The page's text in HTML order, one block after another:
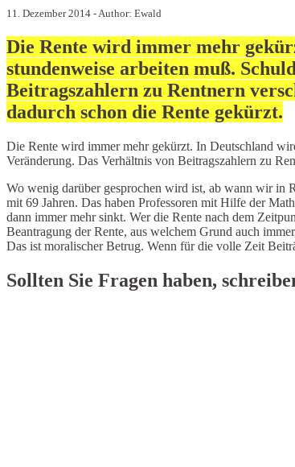
11. Dezember 2014 - Author: Ewald
Die Rente wird immer mehr
stundenweise arbeiten muß.
Beitragszahlern zu Rentnern
dadurch schon die Rente gekürzt.
Die Rente wird immer mehr gekürzt. In Deutschland
Veränderung. Das Verhältnis von Beitragszahlern zu
Wo wenig darüber gesprochen wird ist, ab wann wir in
mit 69 Jahren. Das haben Professoren mit Hilfe der
dann immer mehr sinkt. Wer die Rente nach dem
Beantragung der Rente, aus welchem Grund auch
Das ist moralischer Betrug. Wenn für die volle Zeit
Sollten Sie Fragen haben,